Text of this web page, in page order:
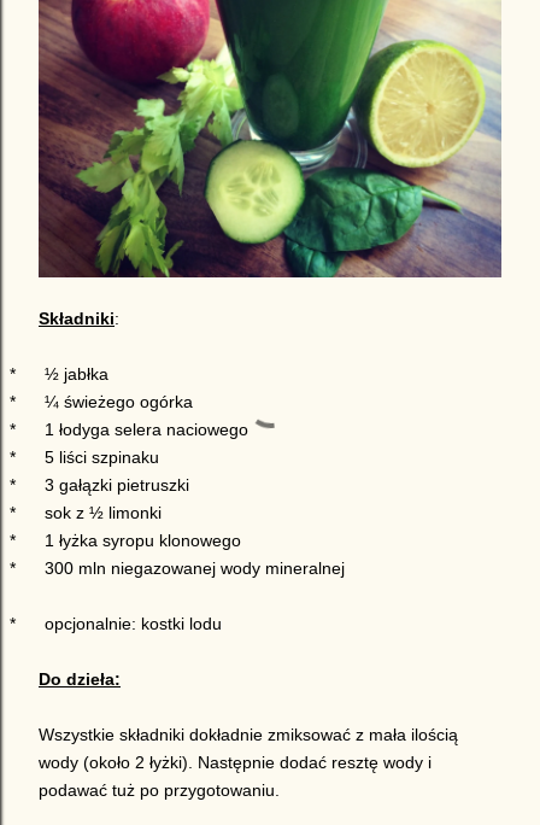
Składniki:
*
½ jabłka
*
¼ świeżego ogórka
*
1 łodyga selera naciowego
*
5 liści szpinaku
*
3 gałązki pietruszki
*
sok z ½ limonki
*
1 łyżka syropu klonowego
*
300 mln niegazowanej wody mineralnej
* opcjonalnie: kostki lodu
Do dzieła:
Wszystkie składniki dokładnie zmiksować z mała ilością
wody (około 2 łyżki). Następnie dodać resztę wody i
podawać tuż po przygotowaniu.